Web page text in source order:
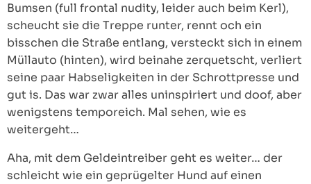
Bumsen (full frontal nudity, leider auch beim Kerl),
scheucht sie die Treppe runter, rennt och ein
bisschen die Straße entlang, versteckt sich in einem
Müllauto (hinten), wird beinahe zerquetscht, verliert
seine paar Habseligkeiten in der Schrottpresse und
gut is. Das war zwar alles uninspiriert und doof, aber
wenigstens temporeich. Mal sehen, wie es
weitergeht…
Aha, mit dem Geldeintreiber geht es weiter… der
schleicht wie ein geprügelter Hund auf einen